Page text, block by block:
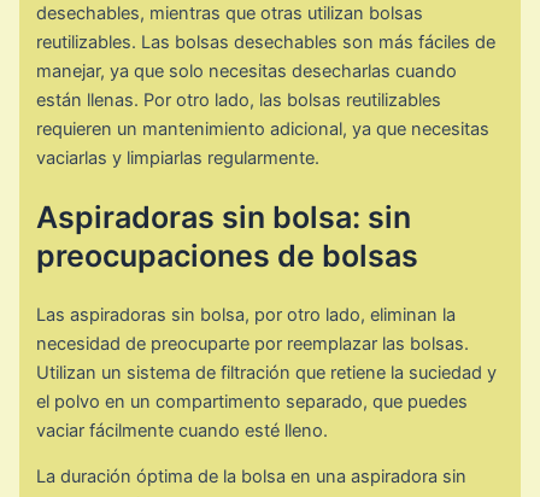
desechables, mientras que otras utilizan bolsas
reutilizables. Las bolsas desechables son más fáciles de
manejar, ya que solo necesitas desecharlas cuando
están llenas. Por otro lado, las bolsas reutilizables
requieren un mantenimiento adicional, ya que necesitas
vaciarlas y limpiarlas regularmente.
Aspiradoras sin bolsa: sin
preocupaciones de bolsas
Las aspiradoras sin bolsa, por otro lado, eliminan la
necesidad de preocuparte por reemplazar las bolsas.
Utilizan un sistema de filtración que retiene la suciedad y
el polvo en un compartimento separado, que puedes
vaciar fácilmente cuando esté lleno.
La duración óptima de la bolsa en una aspiradora sin